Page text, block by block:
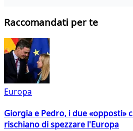
Raccomandati per te
Europa
Giorgia e Pedro, i due «opposti»
rischiano di spezzare l'Europa